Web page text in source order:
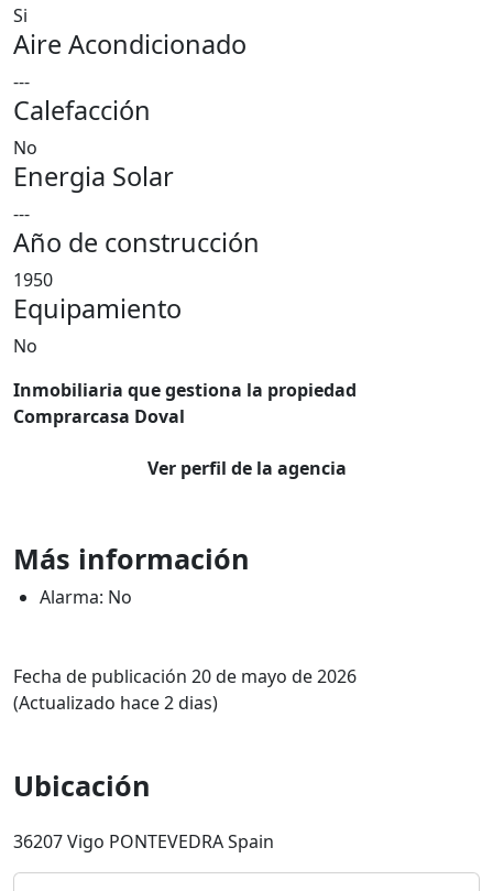
Si
Aire Acondicionado
---
Calefacción
No
Energia Solar
---
Año de construcción
1950
Equipamiento
No
Inmobiliaria que gestiona la propiedad
Comprarcasa Doval
Ver perfil de la agencia
Más información
Alarma: No
Fecha de publicación 20 de mayo de 2026
(Actualizado hace 2 dias)
Ubicación
36207 Vigo PONTEVEDRA Spain